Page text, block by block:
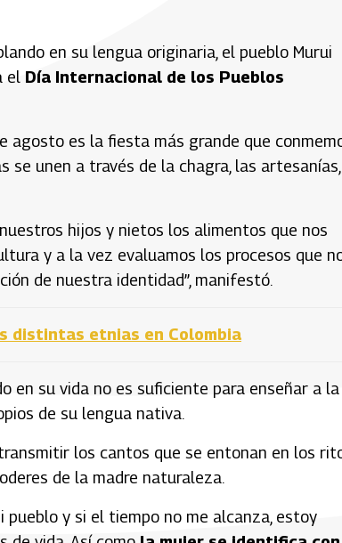
en su lengua originaria, el pueblo Murui
el Día Internacional de los Pueblos
agosto es la fiesta más grande que
unen a través de la chagra, las
hijos y nietos los alimentos que nos
y a la vez evaluamos los procesos que
de nuestra identidad”, manifestó.
distintas etnias en Colombia
en su vida no es suficiente para enseñar a la
de su lengua nativa.
los cantos que se entonan en los
de la madre naturaleza.
pueblo y si el tiempo no me alcanza, estoy